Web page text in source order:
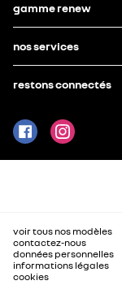
gamme renew
nos services
restons connectés
voir tous nos modèles
contactez-nous
données personnelles
informations légales
cookies